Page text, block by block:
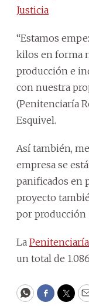
Justicia
“Estamos
kilos en forma
producción e
con nuestra
(Penitenciaría
Esquivel.
Así también,
empresa se
panificados en
proyecto
por producción
La
un total de
WhatsApp